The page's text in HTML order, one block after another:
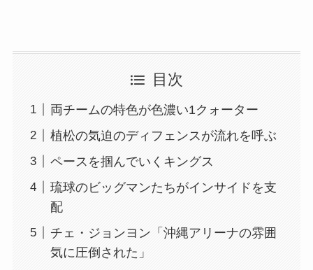
目次
両チームの特色が色濃い1クォーター
植松の気迫のディフェンスが流れを呼ぶ
ペースを掴んでいくキングス
琉球のビッグマンたちがインサイドを支
配
チェ・ジョンヨン「沖縄アリーナの雰囲
気に圧倒された」